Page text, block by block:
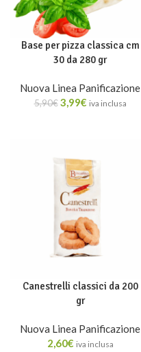
Base per pizza classica cm
30 da 280 gr
Nuova Linea Panificazione
5,90€ 3,99€ iva inclusa
Canestrelli classici da 200
gr
Nuova Linea Panificazione
2,60€ iva inclusa